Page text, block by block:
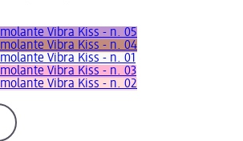
Vibra Kiss - n. 05
Vibra Kiss - n. 04
Vibra Kiss - n. 01
Vibra Kiss - n. 03
Vibra Kiss - n. 02